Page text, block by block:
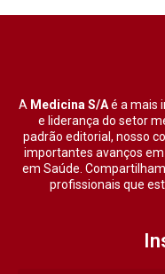
A Medicina S/Aé a mais
e liderança do setor
padrão editorial, nosso
importantes avanços
em Saúde.
profissionais que